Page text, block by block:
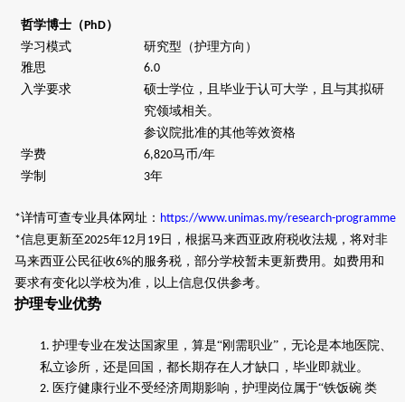
哲学博士（PhD）
学习模式
研究型（护理方向）
雅思
6.0
入学要求
硕士学位，且毕业于认可大学，且与其拟研
究领域相关。
参议院批准的其他等效资格
学费
6,820马币/年
学制
3年
*详情可查专业具体网址： https://www.unimas.my/research-programme
*信息更新至2025年12月 19 日 ，根据马来西亚政府税收法规，将对非
马来西亚公民征收6%的服务税 ，部分学校暂未更新费用 。如费用和
要求有变化以学校为准，以上信息仅供参考。
护理专业优势
1. 护理专业在发达国家里，算是“刚需职业”，无论是本地医院、
私立诊所，还是回国，都长期存在人才缺口，毕业即就业。
2. 医疗健康行业不受经济周期影响，护理岗位属于“铁饭碗 类